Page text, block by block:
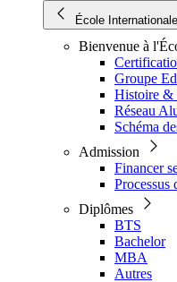
École
Bienvenue à
Groupe
Histoire &
Réseau
Schéma
Admission
Financer
Processus
Diplômes
BTS
Bachelor
MBA
Autres